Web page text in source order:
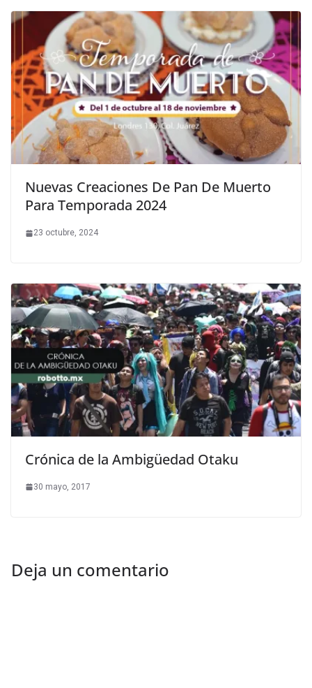
Nuevas Creaciones De Pan De Muerto
Para Temporada 2024
23 octubre, 2024
Crónica de la Ambigüedad Otaku
30 mayo, 2017
Deja un comentario